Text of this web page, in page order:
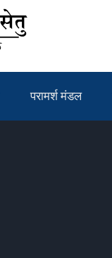
परामर्श मंडल